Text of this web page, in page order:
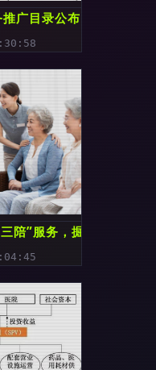
广目录公布 这些上市公
陪”服务，掘金养老市场